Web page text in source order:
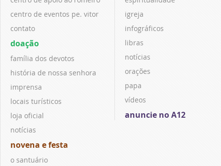
centro de eventos pe. vitor
contato
doação
família dos devotos
história de nossa senhora
imprensa
locais turísticos
loja oficial
notícias
novena e festa
o santuário
igreja
infográficos
libras
notícias
orações
papa
vídeos
anuncie no A12